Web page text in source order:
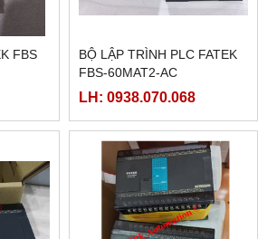
FBS
BỘ LẬP TRÌNH PLC FATEK
FBS-60MAT2-AC
LH: 0938.070.068